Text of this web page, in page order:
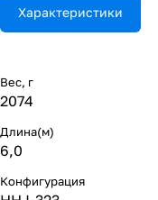
Характеристики
Вес, г
2074
Длина(м)
6,0
Конфигурация